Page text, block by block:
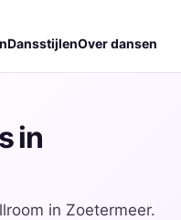
DansstijlenOver dansen
in
in Zoetermeer.